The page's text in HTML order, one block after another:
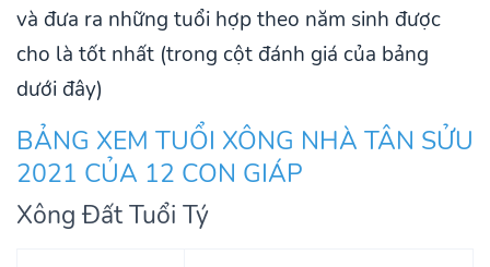
và đưa ra những tuổi hợp theo năm sinh được
cho là tốt nhất (trong cột đánh giá của bảng
dưới đây)
BẢNG XEM TUỔI XÔNG NHÀ TÂN SỬU
2021 CỦA 12 CON GIÁP
Xông Đất Tuổi Tý